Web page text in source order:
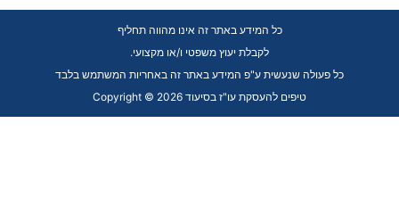
כל המידע באתר זה אינו מהווה תחליף
.לקבלת יעוץ משפטי ו/או מקצועי
כל פעולה שנעשית ע"פ המידע באתר זה באחריות המשתמש בלבד
Copyright © 2026 טיפים להעסקת עו"ז בסיעוד